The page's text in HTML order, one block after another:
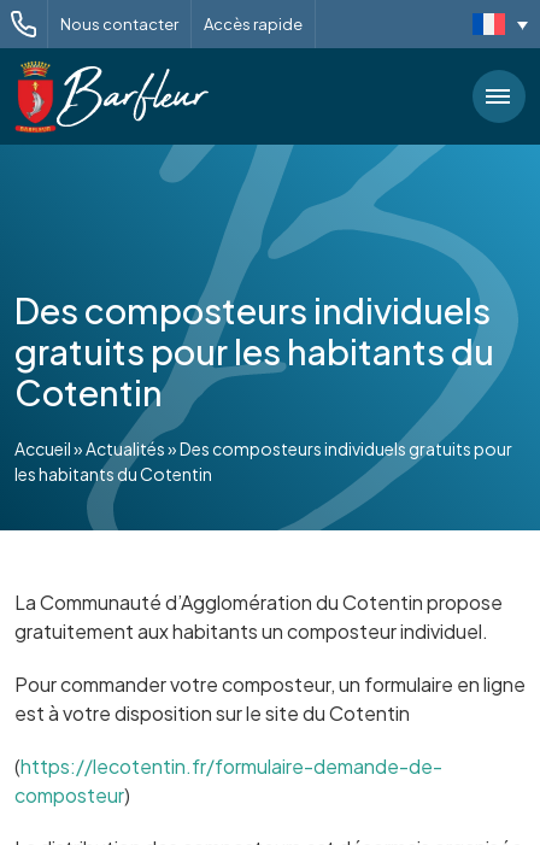
Nous contacter Accès rapide
Des composteurs individuels
gratuits pour les habitants du
Cotentin
Accueil»Actualités»Des composteurs individuels gratuits pour
les habitants du Cotentin
La Communauté d’Agglomération du Cotentin propose
gratuitement aux habitants un composteur individuel.
Pour commander votre composteur, un formulaire en ligne
est à votre disposition sur le site du Cotentin
(https://lecotentin.fr/formulaire-demande-de-
composteur)